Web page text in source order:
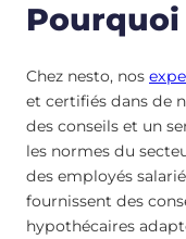
Chez nesto, nos
et certifiés dans de
des conseils et un
les normes du
des employés
fournissent des
hypothécaires